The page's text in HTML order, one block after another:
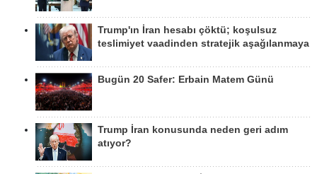
Trump'ın İran hesabı çöktü; koşulsuz
teslimiyet vaadinden stratejik aşağılanmaya
Bugün 20 Safer: Erbain Matem Günü
Trump İran konusunda neden geri adım
atıyor?